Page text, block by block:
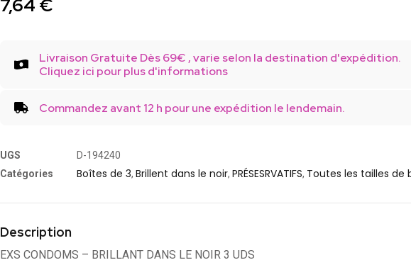
7,64 €
Livraison Gratuite Dès 69€ , varie selon la destination d'expédition.
Cliquez ici pour plus d'informations
Commandez avant 12 h pour une expédition le lendemain.
UGS
D-194240
Catégories
Boîtes de 3, Brillent dans le noir, PRÉSESRVATIFS, Toutes les tailles de
Description
EXS CONDOMS – BRILLANT DANS LE NOIR 3 UDS